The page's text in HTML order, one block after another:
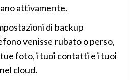
attivamente.
di backup
venisse rubato o perso,
foto, i tuoi contatti e i tuoi
cloud.